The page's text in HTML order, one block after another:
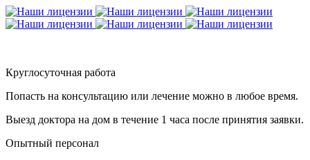
Круглосуточная работа
Попасть на консультацию или лечение можно в любое время.
Выезд доктора на дом в течение 1 часа после принятия заявки.
Опытный персонал